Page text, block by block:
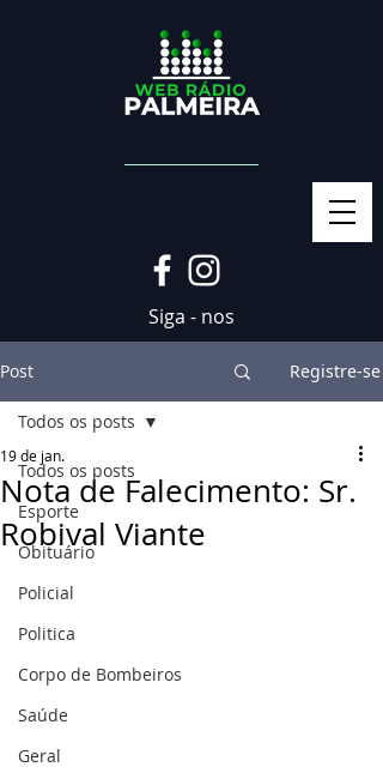
Siga - nos
Post Registre-se
Todos os posts
Esporte
Obituário
Policial
Politica
Corpo de Bombeiros
Saúde
Geral
Todos os posts
Nota de Falecimento: Sr.
Robival Viante
19 de jan.